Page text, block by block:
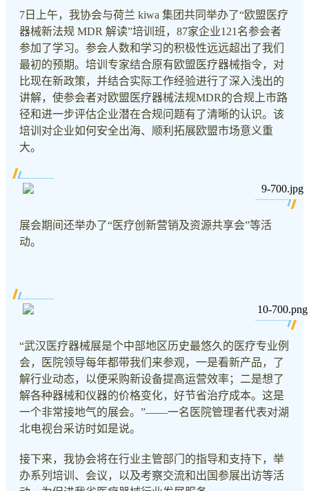
7日上午，我协会与荷兰 kiwa 集团共同举办了“欧盟医疗
器械新法规 MDR 解读”培训班，87家企业121名参会者
参加了学习。参会人数和学习的积极性远远超出了我们
最初的预期。培训专家结合原有欧盟医疗器械指令，对
比现在新政策，并结合实际工作经验进行了深入浅出的
讲解，使参会者对欧盟医疗器械法规MDR的合规上市路
径和进一步评估企业潜在合规问题有了清晰的认识。该
培训对企业如何安全出海、顺利拓展欧盟市场意义重
大。
展会期间还举办了“医疗创新营销及资源共享会”等活
动。
“武汉医疗器械展是个中部地区历史最悠久的医疗专业例
会，医院领导每年都带我们来参观，一是看新产品，了
解行业动态，以便采购新设备提高运营效率；二是想了
解各种器械和仪器的价格变化，好节省治疗成本。这是
一个非常接地气的展会。”——一名医院管理者代表对湖
北电视台采访时如是说。
接下来，我协会将在行业主管部门的指导和支持下，举
办系列培训、会议，以及考察交流和出国参展出访等活